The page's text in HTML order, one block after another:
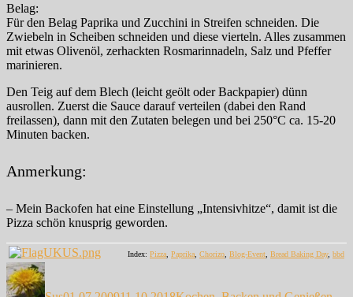
Belag:
Für den Belag Paprika und Zucchini in Streifen schneiden. Die
Zwiebeln in Scheiben schneiden und diese vierteln. Alles zusammen
mit etwas Olivenöl, zerhackten Rosmarinnadeln, Salz und Pfeffer
marinieren.
Den Teig auf dem Blech (leicht geölt oder Backpapier) dünn
ausrollen. Zuerst die Sauce darauf verteilen (dabei den Rand
freilassen), dann mit den Zutaten belegen und bei 250°C ca. 15-20
Minuten backen.
Anmerkung:
– Mein Backofen hat eine Einstellung „Intensivhitze“, damit ist die
Pizza schön knusprig geworden.
Index: Pizza Paprika Chorizo Blog-Event Bread Baking Day, bbd
Autor